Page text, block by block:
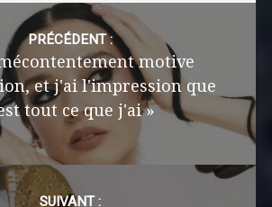
PRÉCÉDENT :
motive
et j'ai l'impression que
tout ce que j'ai »
SUIVANT :